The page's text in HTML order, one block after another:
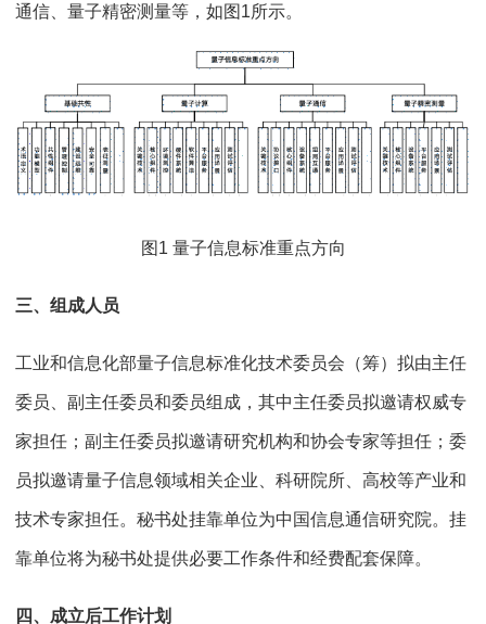
通信、量子精密测量等，如图1所示。
图1 量子信息标准重点方向
三、组成人员
工业和信息化部量子信息标准化技术委员会（筹）拟由主任
委员、副主任委员和委员组成，其中主任委员拟邀请权威专
家担任；副主任委员拟邀请研究机构和协会专家等担任；委
员拟邀请量子信息领域相关企业、科研院所、高校等产业和
技术专家担任。秘书处挂靠单位为中国信息通信研究院。挂
靠单位将为秘书处提供必要工作条件和经费配套保障。
四、成立后工作计划